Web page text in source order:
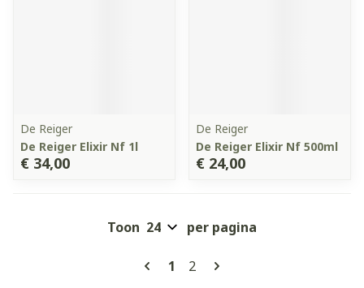
De Reiger
De Reiger Elixir Nf 1l
€ 34,00
De Reiger
De Reiger Elixir Nf 500ml
€ 24,00
Pagina's
U lees momenteel pagina
1 Pagina
2
Toon per pagina